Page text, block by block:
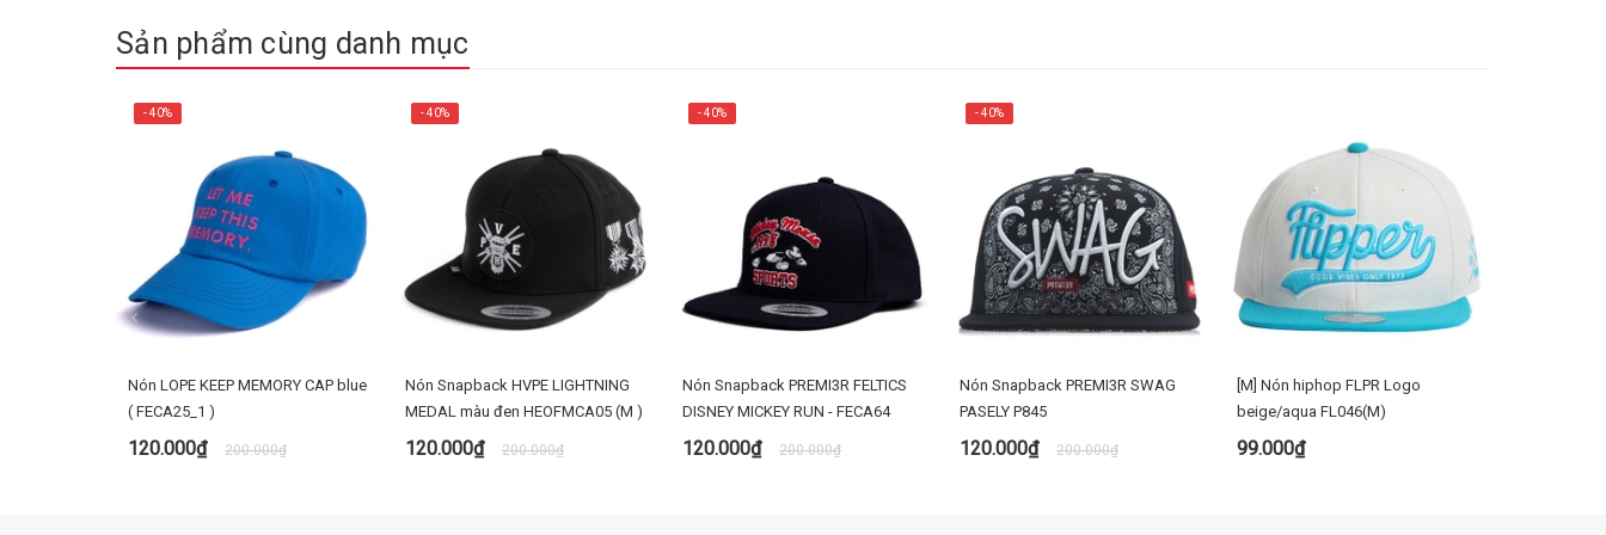
Sản phẩm cùng danh mục
- 40%
Nón LOPE KEEP MEMORY CAP blue
( FECA25_1 )
120.000₫ 200.000₫
- 40%
Nón Snapback HVPE LIGHTNING
MEDAL màu đen HEOFMCA05 (M )
120.000₫ 200.000₫
- 40%
Nón Snapback PREMI3R FELTICS
DISNEY MICKEY RUN - FECA64
120.000₫ 200.000₫
- 40%
Nón Snapback PREMI3R SWAG
PASELY P845
120.000₫ 200.000₫
[M] Nón hiphop FLPR Logo
beige/aqua FL046(M)
99.000₫